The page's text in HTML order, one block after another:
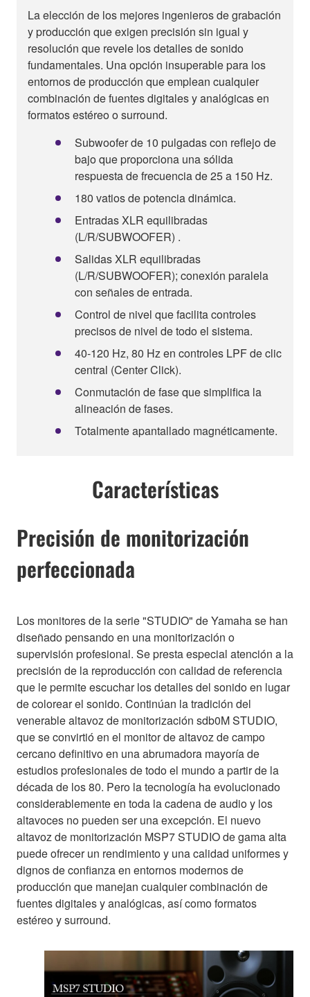
La elección de los mejores ingenieros de grabación
y producción que exigen precisión sin igual y
resolución que revele los detalles de sonido
fundamentales. Una opción insuperable para los
entornos de producción que emplean cualquier
combinación de fuentes digitales y analógicas en
formatos estéreo o surround.
Subwoofer de 10 pulgadas con reflejo de
bajo que proporciona una sólida
respuesta de frecuencia de 25 a 150 Hz.
180 vatios de potencia dinámica.
Entradas XLR equilibradas
(L/R/SUBWOOFER) .
Salidas XLR equilibradas
(L/R/SUBWOOFER); conexión paralela
con señales de entrada.
Control de nivel que facilita controles
precisos de nivel de todo el sistema.
40-120 Hz, 80 Hz en controles LPF de clic
central (Center Click).
Conmutación de fase que simplifica la
alineación de fases.
Totalmente apantallado magnéticamente.
Características
Precisión de monitorización
perfeccionada
Los monitores de la serie "STUDIO" de Yamaha se han
diseñado pensando en una monitorización o
supervisión profesional. Se presta especial atención a la
precisión de la reproducción con calidad de referencia
que le permite escuchar los detalles del sonido en lugar
de colorear el sonido. Continúan la tradición del
venerable altavoz de monitorización sdb0M STUDIO,
que se convirtió en el monitor de altavoz de campo
cercano definitivo en una abrumadora mayoría de
estudios profesionales de todo el mundo a partir de la
década de los 80. Pero la tecnología ha evolucionado
considerablemente en toda la cadena de audio y los
altavoces no pueden ser una excepción. El nuevo
altavoz de monitorización MSP7 STUDIO de gama alta
puede ofrecer un rendimiento y una calidad uniformes y
dignos de confianza en entornos modernos de
producción que manejan cualquier combinación de
fuentes digitales y analógicas, así como formatos
estéreo y surround.